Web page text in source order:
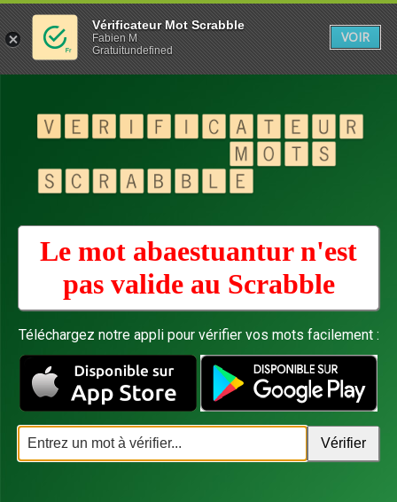
Le mot abaestuantur n'est
pas valide au Scrabble
Téléchargez notre appli pour vérifier vos mots facilement :
Vérificateur Mot Scrabble
Fabien M
Gratuitundefined
VOIR